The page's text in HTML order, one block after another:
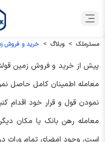
مسترملک وبلاگ خرید و فروش
پیش از خرید و فروش زمین
معامله اطمینان کامل حاصل
نمودن قول و قرار خود اقدام
معامله رهن بانک یا مکان